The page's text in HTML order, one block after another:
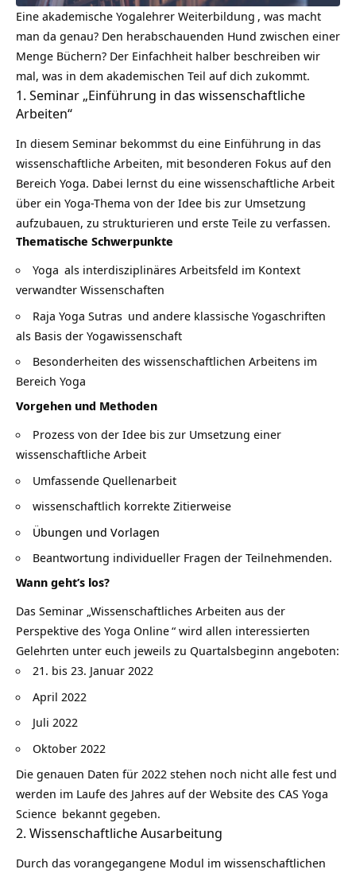
Eine akademische Yogalehrer Weiterbildung , was macht
man da genau? Den herabschauenden Hund zwischen einer
Menge Büchern? Der Einfachheit halber beschreiben wir
mal, was in dem akademischen Teil auf dich zukommt.
1. Seminar „Einführung in das wissenschaftliche
Arbeiten“
In diesem Seminar bekommst du eine Einführung in das
wissenschaftliche Arbeiten, mit besonderen Fokus auf den
Bereich Yoga. Dabei lernst du eine wissenschaftliche Arbeit
über ein Yoga-Thema von der Idee bis zur Umsetzung
aufzubauen, zu strukturieren und erste Teile zu verfassen.
Thematische Schwerpunkte
Yoga als interdisziplinäres Arbeitsfeld im Kontext
verwandter Wissenschaften
Raja Yoga Sutras und andere klassische Yogaschriften
als Basis der Yogawissenschaft
Besonderheiten des wissenschaftlichen Arbeitens im
Bereich Yoga
Vorgehen und Methoden
Prozess von der Idee bis zur Umsetzung einer
wissenschaftliche Arbeit
Umfassende Quellenarbeit
wissenschaftlich korrekte Zitierweise
Übungen und Vorlagen
Beantwortung individueller Fragen der Teilnehmenden.
Wann geht’s los?
Das Seminar „Wissenschaftliches Arbeiten aus der
Perspektive des Yoga Online“ wird allen interessierten
Gelehrten unter euch jeweils zu Quartalsbeginn angeboten:
21. bis 23. Januar 2022
April 2022
Juli 2022
Oktober 2022
Die genauen Daten für 2022 stehen noch nicht alle fest und
werden im Laufe des Jahres auf der Website des CAS Yoga
Science bekannt gegeben.
2. Wissenschaftliche Ausarbeitung
Durch das vorangegangene Modul im wissenschaftlichen